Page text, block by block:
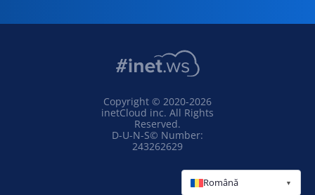
Copyright © 2020-2026
inetCloud inc. All Rights
Reserved.
D-U-N-S© Number:
243262629
Română